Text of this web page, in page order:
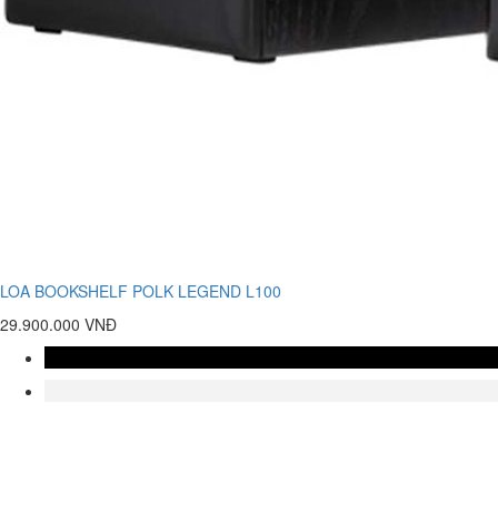
LOA BOOKSHELF POLK LEGEND L100
29.900.000 VNĐ